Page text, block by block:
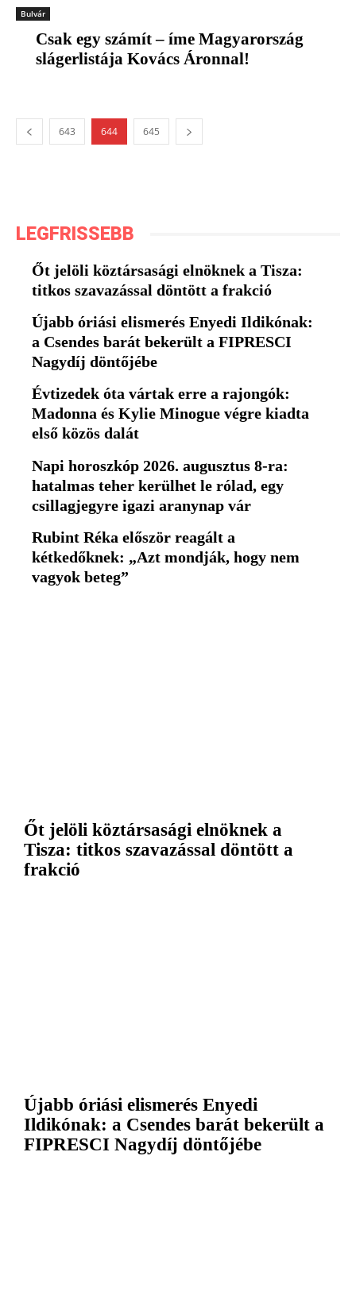
Bulvár
Csak egy számít – íme Magyarország
slágerlistája Kovács Áronnal!
643 644 645
LEGFRISSEBB
Őt jelöli köztársasági elnöknek a Tisza:
titkos szavazással döntött a frakció
Újabb óriási elismerés Enyedi Ildikónak:
a Csendes barát bekerült a FIPRESCI
Nagydíj döntőjébe
Évtizedek óta vártak erre a rajongók:
Madonna és Kylie Minogue végre kiadta
első közös dalát
Napi horoszkóp 2026. augusztus 8-ra:
hatalmas teher kerülhet le rólad, egy
csillagjegyre igazi aranynap vár
Rubint Réka először reagált a
kétkedőknek: „Azt mondják, hogy nem
vagyok beteg”
Őt jelöli köztársasági elnöknek a
Tisza: titkos szavazással döntött a
frakció
Újabb óriási elismerés Enyedi
Ildikónak: a Csendes barát bekerült a
FIPRESCI Nagydíj döntőjébe